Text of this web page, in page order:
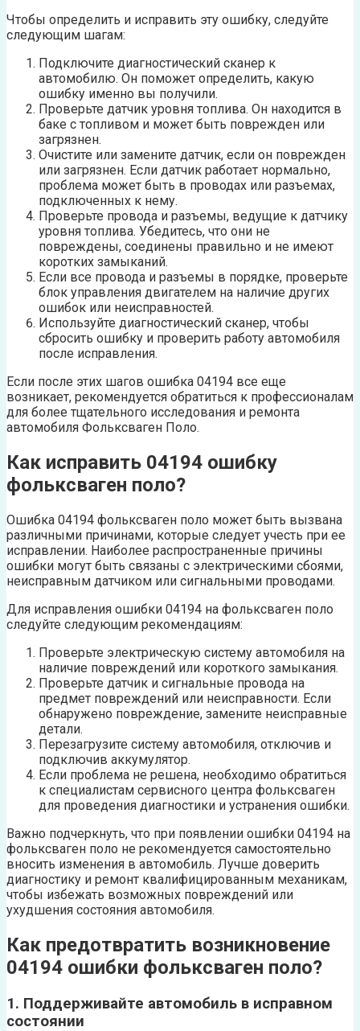
Чтобы определить и исправить эту ошибку, следуйте
следующим шагам:
Подключите диагностический сканер к
автомобилю. Он поможет определить, какую
ошибку именно вы получили.
Проверьте датчик уровня топлива. Он находится в
баке с топливом и может быть поврежден или
загрязнен.
Очистите или замените датчик, если он поврежден
или загрязнен. Если датчик работает нормально,
проблема может быть в проводах или разъемах,
подключенных к нему.
Проверьте провода и разъемы, ведущие к датчику
уровня топлива. Убедитесь, что они не
повреждены, соединены правильно и не имеют
коротких замыканий.
Если все провода и разъемы в порядке, проверьте
блок управления двигателем на наличие других
ошибок или неисправностей.
Используйте диагностический сканер, чтобы
сбросить ошибку и проверить работу автомобиля
после исправления.
Если после этих шагов ошибка 04194 все еще
возникает, рекомендуется обратиться к профессионалам
для более тщательного исследования и ремонта
автомобиля Фольксваген Поло.
Как исправить 04194 ошибку
фольксваген поло?
Ошибка 04194 фольксваген поло может быть вызвана
различными причинами, которые следует учесть при ее
исправлении. Наиболее распространенные причины
ошибки могут быть связаны с электрическими сбоями,
неисправным датчиком или сигнальными проводами.
Для исправления ошибки 04194 на фольксваген поло
следуйте следующим рекомендациям:
Проверьте электрическую систему автомобиля на
наличие повреждений или короткого замыкания.
Проверьте датчик и сигнальные провода на
предмет повреждений или неисправности. Если
обнаружено повреждение, замените неисправные
детали.
Перезагрузите систему автомобиля, отключив и
подключив аккумулятор.
Если проблема не решена, необходимо обратиться
к специалистам сервисного центра фольксваген
для проведения диагностики и устранения ошибки.
Важно подчеркнуть, что при появлении ошибки 04194 на
фольксваген поло не рекомендуется самостоятельно
вносить изменения в автомобиль. Лучше доверить
диагностику и ремонт квалифицированным механикам,
чтобы избежать возможных повреждений или
ухудшения состояния автомобиля.
Как предотвратить возникновение
04194 ошибки фольксваген поло?
1. Поддерживайте автомобиль в исправном
состоянии